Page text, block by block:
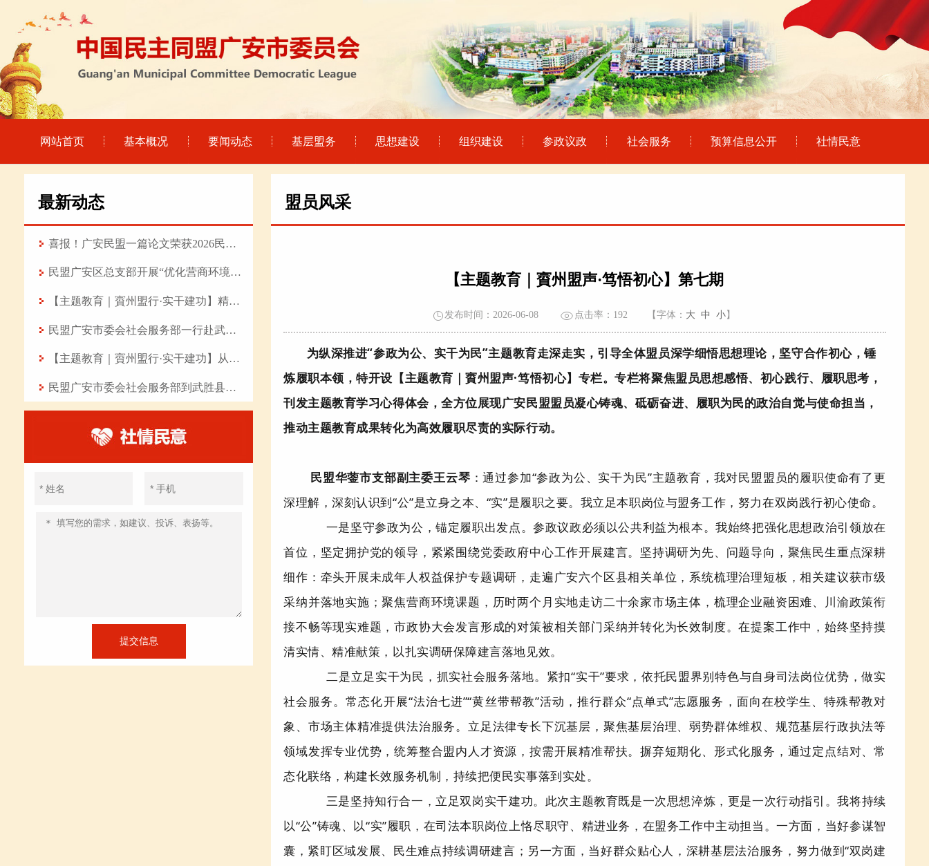
网站首页 基本概况 要闻动态 基层盟务 思想建设 组织建设 参政议政 社会服务 预算信息公开 社情民意
最新动态
喜报！广安民盟一篇论文荣获2026民盟科技 论坛优秀论文
民盟广安区总支部开展“优化营商环境赋能产业强基 推动高质量发展”专题调研
【主题教育｜賨州盟行·实干建功】精研医术守初心 履职担当践使命——记民盟盟员、武胜县中医医院普外科主治医师陈旭
民盟广安市委会社会服务部一行赴武胜县开展“八一”慰问活动
【主题教育｜賨州盟行·实干建功】从七点四十分的坚守到曲艺课堂的传承——记民盟盟员、岳池县东湖幼儿园教师张丽华
民盟广安市委会社会服务部到武胜县开展爱心助学活动
盟员风采
【主题教育｜賨州盟声·笃悟初心】第七期
发布时间：2026-06-08 点击率： 192 【字体： 大 中 小 】
为纵深推进“参政为公、实干为民”主题教育走深走实，引导全体盟员深学细悟思想理论，坚守合作初心，锤
炼履职本领，特开设【主题教育｜賨州盟声·笃悟初心】专栏。专栏将聚焦盟员思想感悟、初心践行、履职思考，
刊发主题教育学习心得体会，全方位展现广安民盟盟员凝心铸魂、砥砺奋进、履职为民的政治自觉与使命担当，
推动主题教育成果转化为高效履职尽责的实际行动。
民盟华蓥市支部副主委王云琴 ：通过参加“参政为公、实干为民”主题教育，我对民盟盟员的履职使命有了更
深理解，深刻认识到“公”是立身之本、 “实”是履职之要。我立足本职岗位与盟务工作，努力在双岗践行初心使命。
一是坚守参政为公，锚定履职出发点。参政议政必须以公共利益为根本。我始终把强化思想政治引领放在
首位，坚定拥护党的领导，紧紧围绕党委政府中心工作开展建言。坚持调研为先、问题导向，聚焦民生重点深耕
细作：牵头开展未成年人权益保护专题调研，走遍广安六个区县相关单位，系统梳理治理短板，相关建议获市级
采纳并落地实施；聚焦营商环境课题，历时两个月实地走访二十余家市场主体，梳理企业融资困难、川渝政策衔
接不畅等现实难题，市政协大会发言形成的对策被相关部门采纳并转化为长效制度。在提案工作中，始终坚持摸
清实情、精准献策，以扎实调研保障建言落地见效。
二是立足实干为民，抓实社会服务落地。 紧扣“实干”要求，依托民盟界别特色与自身司法岗位优势，做实
社会服务。常态化开展“法治七进”“黄丝带帮教”活动，推行群众“点单式”志愿服务，面向在校学生、特殊帮教对
象、市场主体精准提供法治服务。立足法律专长下沉基层，聚焦基层治理、弱势群体维权、规范基层行政执法等
领域发挥专业优势，统筹整合盟内人才资源，按需开展精准帮扶。摒弃短期化、形式化服务，通过定点结对、常
态化联络，构建长效服务机制，持续把便民实事落到实处。
三是坚持知行合一，立足双岗实干建功。 此次主题教育既是一次思想淬炼，更是一次行动指引。我将持续
以“公”铸魂、以“实”履职，在司法本职岗位上恪尽职守、精进业务，在盟务工作中主动担当。一方面，当好参谋智
囊，紧盯区域发展、民生难点持续调研建言；另一方面，当好群众贴心人，深耕基层法治服务，努力做到“双岗建